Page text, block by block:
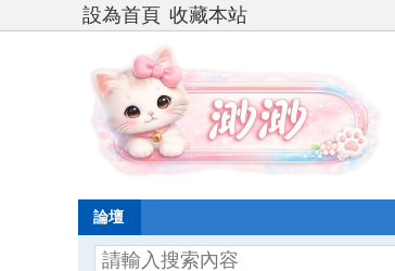
設為首頁 收藏本站
論壇